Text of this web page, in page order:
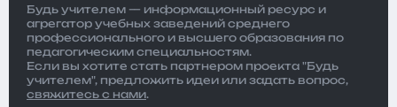
Будь учителем — информационный ресурс и
агрегатор учебных заведений среднего
профессионального и высшего образования по
педагогическим специальностям.
Если вы хотите стать партнером проекта "Будь
учителем", предложить идеи или задать вопрос,
свяжитесь с нами.